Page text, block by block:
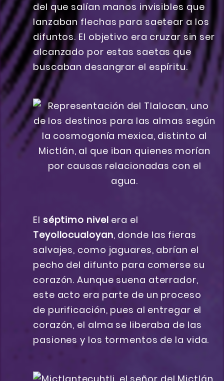
del que salían manos invisibles que
lanzaban flechas para saetear a los
difuntos. El objetivo era cruzar sin ser
alcanzado por estas saetas que
buscaban desangrar el espíritu.
El séptimo nivel era el
Teyollocualoyan, donde las fieras
salvajes, como jaguares, abrían el
pecho del difunto para comerse su
corazón. Aunque suena aterrador,
este acto era parte de un proceso
de purificación, pues al entregar el
corazón, el alma se liberaba de las
pasiones y los tormentos de la vida.